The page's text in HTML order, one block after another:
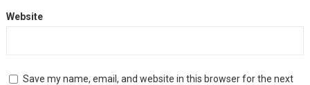
Website
Save my name, email, and website in this browser for the next